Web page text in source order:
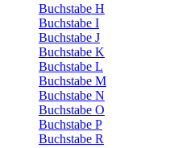
Buchstabe H
Buchstabe I
Buchstabe J
Buchstabe K
Buchstabe L
Buchstabe M
Buchstabe N
Buchstabe O
Buchstabe P
Buchstabe R